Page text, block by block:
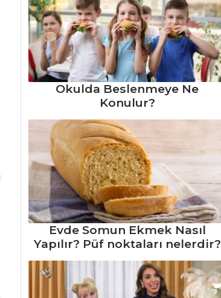
Okulda Beslenmeye Ne
Konulur?
Evde Somun Ekmek Nasıl
Yapılır? Püf noktaları nelerdir?